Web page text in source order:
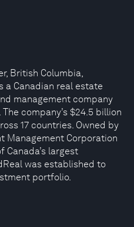
British Columbia,
a Canadian real estate
management company
company’s $24.5 billion
17 countries. Owned by
Management Corporation
Canada’s largest
was established to
portfolio.